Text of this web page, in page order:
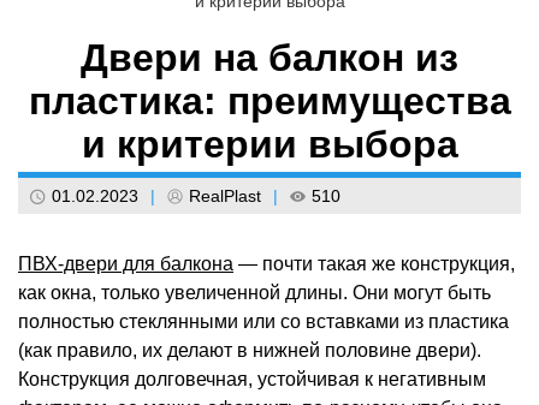
Двери на балкон из
пластика: преимущества
и критерии выбора
01.02.2023 | RealPlast | 510
ПВХ-двери для балкона — почти такая же конструкция,
как окна, только увеличенной длины. Они могут быть
полностью стеклянными или со вставками из пластика
(как правило, их делают в нижней половине двери).
Конструкция долговечная, устойчивая к негативным